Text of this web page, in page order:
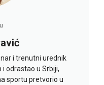
i trenutni urednik
i odrastao u Srbiji,
sportu pretvorio u